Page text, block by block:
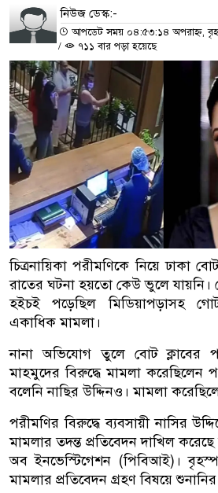
নিউজ ডেস্ক:-
আপডেট সময় ০৪:৫৩:১৪ অপরাহ্ন,
/
৭১১ বার পড়া হয়েছে
চিত্রনায়িকা পরীমণিকে নিয়ে ঢাকা
রাতের ঘটনা হয়তো কেউ ভুলে যায়নি।
হইচই পড়েছিল মিডিয়াপড়াসহ
একাধিক মামলা।
নানা অভিযোগ তুলে বোট ক্লাবের
মাহমুদের বিরুদ্ধে মামলা করেছিলেন
বলেনি নাছির উদ্দিনও। মামলা
পরীমণির বিরুদ্ধে ব্যবসায়ী নাসির
মামলার তদন্ত প্রতিবেদন দাখিল
অব ইনভেস্টিগেশন (পিবিআই)।
মামলার প্রতিবেদন গ্রহণ বিষয়ে